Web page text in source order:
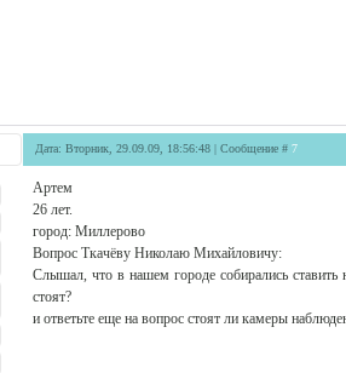
Дата: Вторник, 29.09.09, 18:56:48 | Сообщение # 7
Артем
26 лет.
город: Миллерово
Вопрос Ткачёву Николаю Михайловичу:
Слышал, что в нашем городе собирались
стоят?
и ответьте еще на вопрос стоят ли камеры